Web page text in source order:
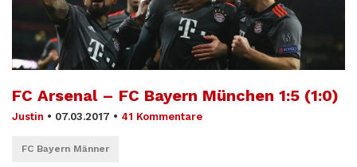
FC Arsenal – FC Bayern München 1:5 (1:0)
Justin • 07.03.2017 • 41 Kommentare
FC Bayern Männer